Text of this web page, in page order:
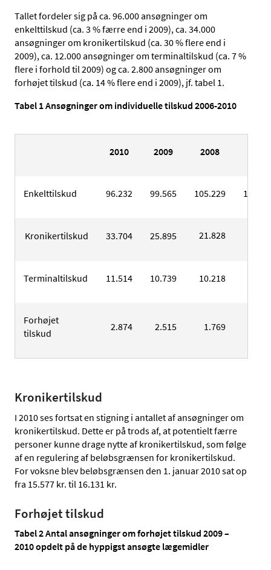
Tallet fordeler sig på ca. 96.000 ansøgninger om
enkelttilskud (ca. 3 % færre end i 2009), ca. 34.000
ansøgninger om kronikertilskud (ca. 30 % flere end i
2009), ca. 12.000 ansøgninger om terminaltilskud (ca. 7 %
flere i forhold til 2009) og ca. 2.800 ansøgninger om
forhøjet tilskud (ca. 14 % flere end i 2009), jf. tabel 1.
Tabel 1 Ansøgninger om individuelle tilskud 2006-2010
2010 2009 2008
Enkelttilskud 96.232 99.565 105.229
Kronikertilskud 33.704 25.895 21.828
Terminaltilskud 11.514 10.739 10.218
Forhøjet
tilskud
2.874 2.515 1.769
Kronikertilskud
I 2010 ses fortsat en stigning i antallet af ansøgninger om
kronikertilskud. Dette er på trods af, at potentielt færre
personer kunne drage nytte af kronikertilskud, som følge
af en regulering af beløbsgrænsen for kronikertilskud.
For voksne blev beløbsgrænsen den 1. januar 2010 sat op
fra 15.577 kr. til 16.131 kr.
Forhøjet tilskud
Tabel 2 Antal ansøgninger om forhøjet tilskud 2009 –
2010 opdelt på de hyppigst ansøgte lægemidler